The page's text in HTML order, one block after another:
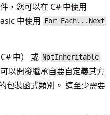
，您可以在 C# 中使用
中使用 For Each...Next
C# 中） 或 NotInheritable
以開發繼承自要自定義其方
包裝函式類別。 這至少需要